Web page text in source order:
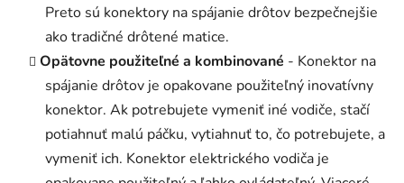
Preto sú konektory na spájanie drôtov bezpečnejšie
ako tradičné drôtené matice.
Opätovne použiteľné a kombinované - Konektor na
spájanie drôtov je opakovane použiteľný inovatívny
konektor. Ak potrebujete vymeniť iné vodiče, stačí
potiahnuť malú páčku, vytiahnuť to, čo potrebujete, a
vymeniť ich. Konektor elektrického vodiča je